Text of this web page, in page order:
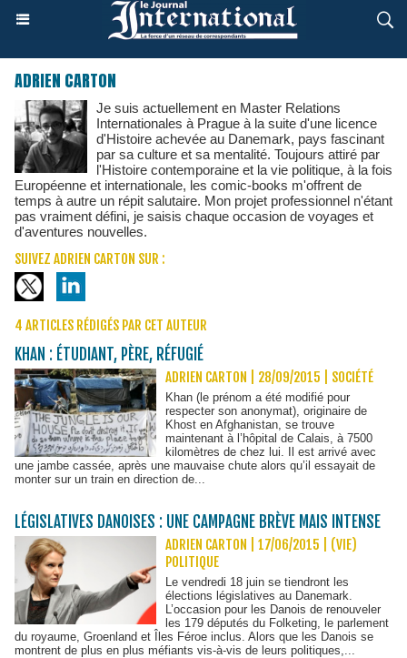
ADRIEN CARTON
Je suis actuellement en Master Relations
Internationales à Prague à la suite d'une licence
d'Histoire achevée au Danemark, pays fascinant
par sa culture et sa mentalité. Toujours attiré par
l'Histoire contemporaine et la vie politique, à la fois
Européenne et internationale, les comic-books m'offrent de
temps à autre un répit salutaire. Mon projet professionnel n'étant
pas vraiment défini, je saisis chaque occasion de voyages et
d'aventures nouvelles.
SUIVEZ ADRIEN CARTON SUR :
4 ARTICLES RÉDIGÉS PAR CET AUTEUR
KHAN : ÉTUDIANT, PÈRE, RÉFUGIÉ
ADRIEN CARTON | 28/09/2015 SOCIÉTÉ
Khan (le prénom a été modifié pour
respecter son anonymat), originaire de
Khost en Afghanistan, se trouve
maintenant à l’hôpital de Calais, à 7500
kilomètres de chez lui. Il est arrivé avec
une jambe cassée, après une mauvaise chute alors qu’il essayait de
monter sur un train en direction de...
LÉGISLATIVES DANOISES : UNE CAMPAGNE BRÈVE MAIS INTENSE
ADRIEN CARTON | 17/06/2015
(VIE)
POLITIQUE
Le vendredi 18 juin se tiendront les
élections législatives au Danemark.
L’occasion pour les Danois de renouveler
les 179 députés du Folketing, le parlement
du royaume, Groenland et Îles Féroe inclus. Alors que les Danois se
montrent de plus en plus méfiants vis-à-vis de leurs politiques,...